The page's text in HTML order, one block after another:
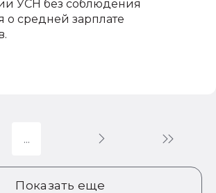
УСН без соблюдения
о средней зарплате
Показать еще